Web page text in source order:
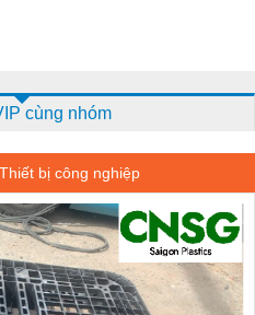
cùng nhóm
Thiết bị công nghiệp